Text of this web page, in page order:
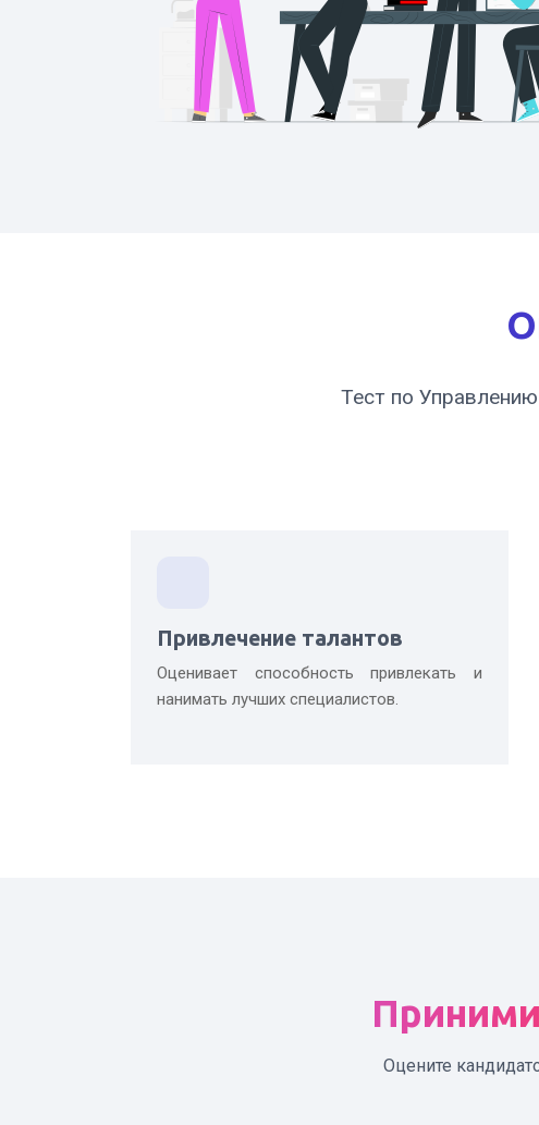
Тест по
Привлечение талантов
Оценивает способность привлекать и
нанимать лучших специалистов.
Оцените